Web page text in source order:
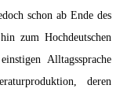
schon ab Ende des
zum Hochdeutschen
Alltagssprache
deren